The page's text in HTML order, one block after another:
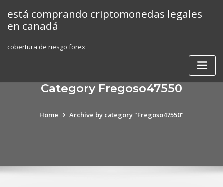
content
está comprando criptomonedas legales
en canadá
cobertura de riesgo forex
Category Fregoso47550
Home Archive by category "Fregoso47550"